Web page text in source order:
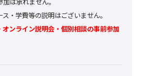
・学費等の説明はございません。
ンライン説明会・個別相談の事前参加